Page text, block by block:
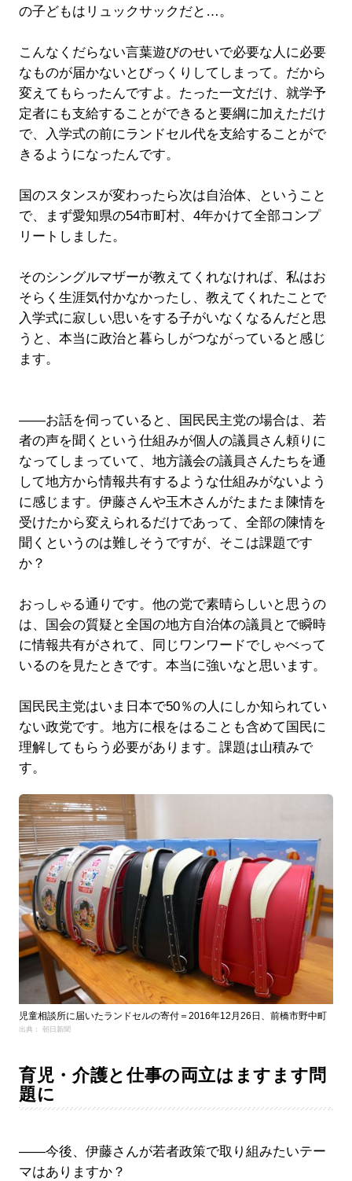
の子どもはリュックサックだと…。
こんなくだらない言葉遊びのせいで必要な人に必要
なものが届かないとびっくりしてしまって。だから
変えてもらったんですよ。たった一文だけ、就学予
定者にも支給することができると要綱に加えただけ
で、入学式の前にランドセル代を支給することがで
きるようになったんです。
国のスタンスが変わったら次は自治体、ということ
で、まず愛知県の54市町村、4年かけて全部コンプ
リートしました。
そのシングルマザーが教えてくれなければ、私はお
そらく生涯気付かなかったし、教えてくれたことで
入学式に寂しい思いをする子がいなくなるんだと思
うと、本当に政治と暮らしがつながっていると感じ
ます。
――お話を伺っていると、国民民主党の場合は、若
者の声を聞くという仕組みが個人の議員さん頼りに
なってしまっていて、地方議会の議員さんたちを通
して地方から情報共有するような仕組みがないよう
に感じます。伊藤さんや玉木さんがたまたま陳情を
受けたから変えられるだけであって、全部の陳情を
聞くというのは難しそうですが、そこは課題です
か？
おっしゃる通りです。他の党で素晴らしいと思うの
は、国会の質疑と全国の地方自治体の議員とで瞬時
に情報共有がされて、同じワンワードでしゃべって
いるのを見たときです。本当に強いなと思います。
国民民主党はいま日本で50％の人にしか知られてい
ない政党です。地方に根をはることも含めて国民に
理解してもらう必要があります。課題は山積みで
す。
児童相談所に届いたランドセルの寄付＝2016年12月26日、前橋市野中町
出典： 朝日新聞
育児・介護と仕事の両立はますます問
題に
――今後、伊藤さんが若者政策で取り組みたいテー
マはありますか？